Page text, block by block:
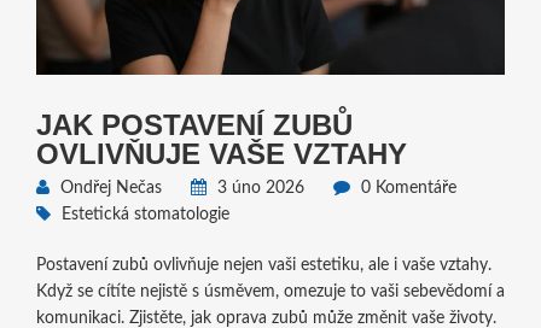
JAK POSTAVENÍ ZUBŮ
OVLIVŇUJE VAŠE VZTAHY
Ondřej Nečas 3 úno 2026
0 Komentáře
Estetická stomatologie
Postavení zubů ovlivňuje nejen vaši estetiku, ale i vaše vztahy.
Když se cítíte nejistě s úsměvem, omezuje to vaši sebevědomí a
komunikaci. Zjistěte, jak oprava zubů může změnit vaše životy.